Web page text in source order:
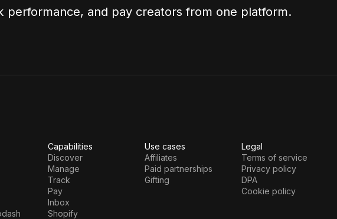
performance, and pay creators from one platform.
Capabilities
Discover
Manage
Track
Pay
Inbox
Shopify
Use cases
Affiliates
Paid partnerships
Gifting
Legal
Terms of service
Privacy policy
DPA
Cookie policy